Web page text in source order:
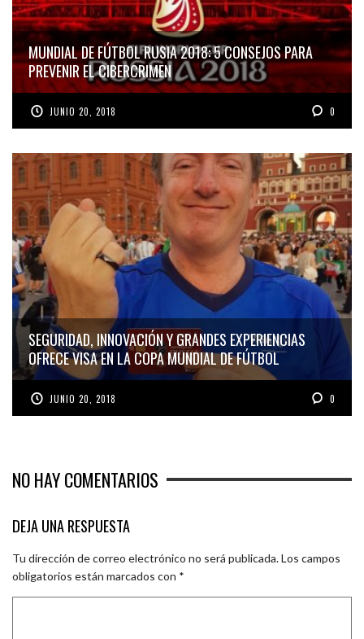
MUNDIAL DE FÚTBOL RUSIA 2018: 5 CONSEJOS PARA
PREVENIR EL CIBERCRIMEN
JUNIO 20, 2018 0
SEGURIDAD, INNOVACIÓN Y GRANDES EXPERIENCIAS
OFRECE VISA EN LA COPA MUNDIAL DE FÚTBOL
JUNIO 20, 2018 0
NO HAY COMENTARIOS
DEJA UNA RESPUESTA
Tu dirección de correo electrónico no será publicada.Los campos
obligatorios están marcados con *